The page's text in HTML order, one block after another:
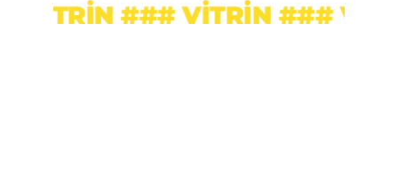
VITRIN ### VITRIN